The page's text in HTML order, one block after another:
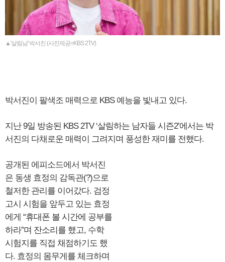
▲'살림남' 박서진 (사진제공=KBS 2TV)
박서진이 팔색조 매력으로 KBS 예능을 빛내고 있다.
지난 9일 방송된 KBS 2TV ‘살림하는 남자들 시즌2’에서는 박
서진의 다채로운 매력이 그려지며 풍성한 재미를 전했다.
공개된 에피소드에서 박서진
은 동생 효정의 감독관(?)으로
철저한 관리를 이어갔다. 검정
고시 시험을 앞두고 있는 효정
에게 “휴대폰 볼 시간에 공부를
하라”며 잔소리를 했고, 수학
시험지를 직접 채점하기도 했
다. 효정의 몸무게를 체크하며